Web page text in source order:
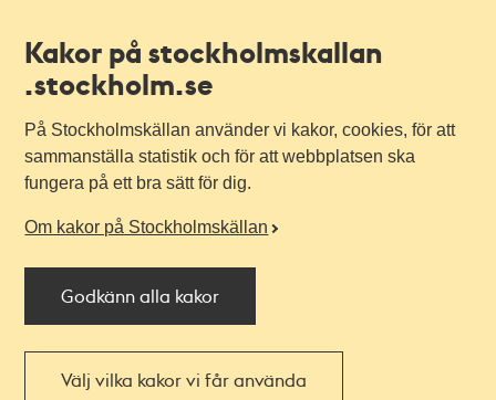
Kakor på stockholmskallan
.stockholm.se
På Stockholmskällan använder vi kakor, cookies, för att
sammanställa statistik och för att webbplatsen ska
fungera på ett bra sätt för dig.
Om kakor på Stockholmskällan
Godkänn alla kakor
Välj vilka kakor vi får använda